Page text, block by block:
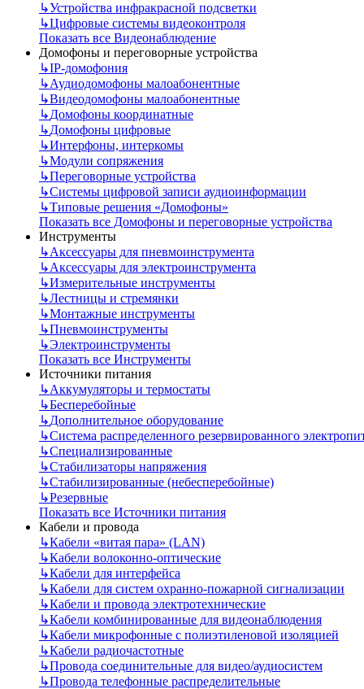
↳Устройства инфракрасной подсветки
↳Цифровые системы видеоконтроля
Показать все Видеонаблюдение
Домофоны и переговорные устройства
↳IP-домофония
↳Аудиодомофоны малоабонентные
↳Видеодомофоны малоабонентные
↳Домофоны координатные
↳Домофоны цифровые
↳Интерфоны, интеркомы
↳Модули сопряжения
↳Переговорные устройства
↳Системы цифровой записи аудиоинформации
↳Типовые решения «Домофоны»
Показать все Домофоны и переговорные устройства
Инструменты
↳Аксессуары для пневмоинструмента
↳Аксессуары для электроинструмента
↳Измерительные инструменты
↳Лестницы и стремянки
↳Монтажные инструменты
↳Пневмоинструменты
↳Электроинструменты
Показать все Инструменты
Источники питания
↳Аккумуляторы и термостаты
↳Бесперебойные
↳Дополнительное оборудование
↳Система распределенного резервированного
↳Специализированные
↳Стабилизаторы напряжения
↳Стабилизированные (небесперебойные)
↳Резервные
Показать все Источники питания
Кабели и провода
↳Кабели «витая пара» (LAN)
↳Кабели волоконно-оптические
↳Кабели для интерфейса
↳Кабели для систем охранно-пожарной сигнализации
↳Кабели и провода электротехнические
↳Кабели комбинированные для видеонаблюдения
↳Кабели микрофонные с полиэтиленовой изоляцией
↳Кабели радиочастотные
↳Провода соединительные для видео/аудиосистем
↳Провода телефонные распределительные